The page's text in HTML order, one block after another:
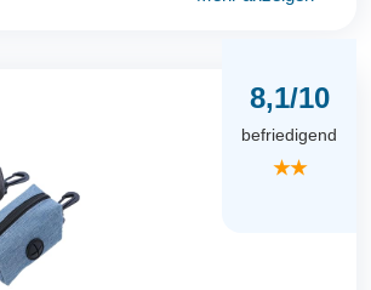
8,1/10
befriedigend
★★